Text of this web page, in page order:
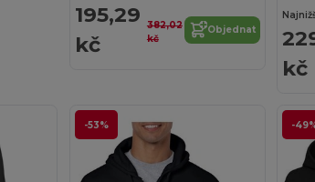
195,29
kč
382,02
kč
Objednat
kč
-53% -